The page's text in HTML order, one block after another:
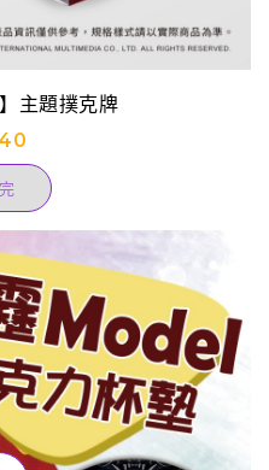
主題撲克牌